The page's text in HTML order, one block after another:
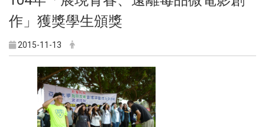
作」獲獎學生頒獎
2015-11-13